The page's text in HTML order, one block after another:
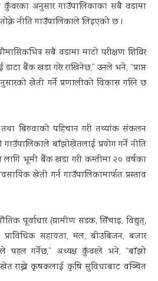
कुँवरका अनुसार गाउँपालिकाका सबै वडामा
नीति गाउँपालिकाले लिइएको छ ।
सबै वडामा माटो परीक्षण शिविर
डाटा बैंक खडा गरेर राखिनेछ,” उनले भने, “प्राप्त
खेती गर्ने प्रणालीको विकास गरिने छ
बिरुवाको पहिचान गरी तथ्यांक संकलन
गाउँपालिकाले बाँझोखेतलाई प्रयोग गर्ने नीति
भूमी बैंक खडा गरी कम्तीमा २० वर्षका
खेती गर्न गाउँपालिकामार्फत प्रस्ताव
पूर्वाधार (ग्रामीण सडक, सिँचाइ, विद्युत्,
सहायता, मल, बीउबिजन, बजार
पहल गर्नेछ,” अध्यक्ष कुँवरले भने, “बाँझो
खेत राख्ने कृषकलाई कृषि सुविधाबाट वञ्चित